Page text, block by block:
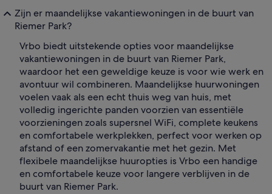
Zijn er maandelijkse vakantiewoningen in de buurt van
Riemer Park?
Vrbo biedt uitstekende opties voor maandelijkse
vakantiewoningen in de buurt van Riemer Park,
waardoor het een geweldige keuze is voor wie werk en
avontuur wil combineren. Maandelijkse huurwoningen
voelen vaak als een echt thuis weg van huis, met
volledig ingerichte panden voorzien van essentiële
voorzieningen zoals supersnel WiFi, complete keukens
en comfortabele werkplekken, perfect voor werken op
afstand of een zomervakantie met het gezin. Met
flexibele maandelijkse huuropties is Vrbo een handige
en comfortabele keuze voor langere verblijven in de
buurt van Riemer Park.